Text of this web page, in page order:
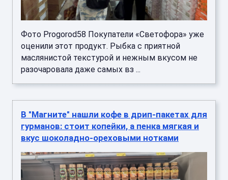
Фото Progorod58 Покупатели «Светофора» уже
оценили этот продукт. Рыбка с приятной
маслянистой текстурой и нежным вкусом не
разочаровала даже самых вз ...
В "Магните" нашли кофе в дрип-пакетах для
гурманов: стоит копейки, а пенка мягкая и
вкус шоколадно-ореховыми нотками